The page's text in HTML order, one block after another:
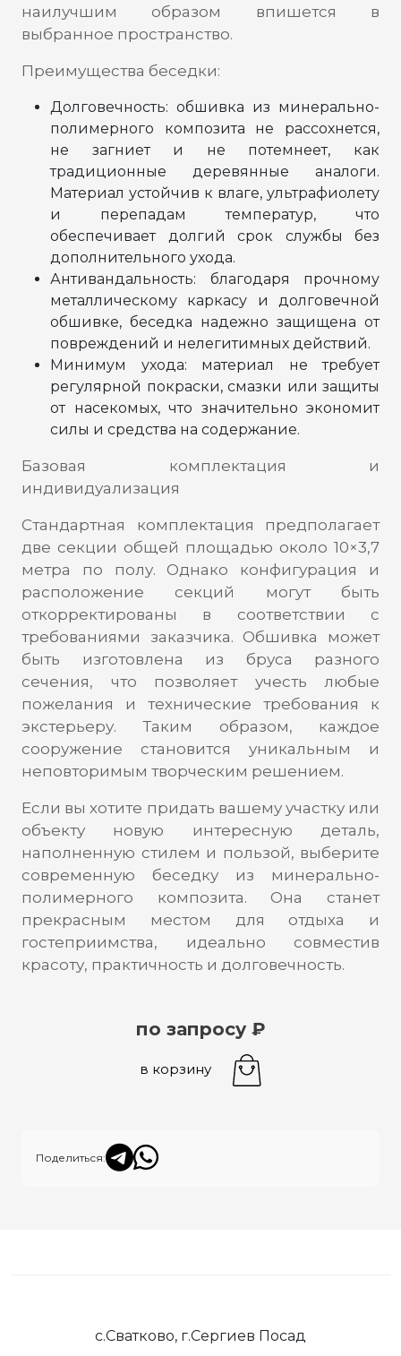
наилучшим образом впишется в
выбранное пространство.
Преимущества беседки:
Долговечность: обшивка из минерально-
полимерного композита не рассохнется,
не загниет и не потемнеет, как
традиционные деревянные аналоги.
Материал устойчив к влаге, ультрафиолету
и перепадам температур, что
обеспечивает долгий срок службы без
дополнительного ухода.
Антивандальность: благодаря прочному
металлическому каркасу и долговечной
обшивке, беседка надежно защищена от
повреждений и нелегитимных действий.
Минимум ухода: материал не требует
регулярной покраски, смазки или защиты
от насекомых, что значительно экономит
силы и средства на содержание.
Базовая комплектация и
индивидуализация
Стандартная комплектация предполагает
две секции общей площадью около 10×3,7
метра по полу. Однако конфигурация и
расположение секций могут быть
откорректированы в соответствии с
требованиями заказчика. Обшивка может
быть изготовлена из бруса разного
сечения, что позволяет учесть любые
пожелания и технические требования к
экстерьеру. Таким образом, каждое
сооружение становится уникальным и
неповторимым творческим решением.
Если вы хотите придать вашему участку или
объекту новую интересную деталь,
наполненную стилем и пользой, выберите
современную беседку из минерально-
полимерного композита. Она станет
прекрасным местом для отдыха и
гостеприимства, идеально совместив
красоту, практичность и долговечность.
по запросу ₽
в корзину
Поделиться:
с.Сватково, г.Сергиев Посад